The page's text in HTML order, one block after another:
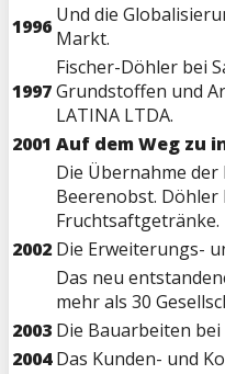
1996 Und die
Markt.
1997
Fischer-Döhler bei
Grundstoffen und
LATINA LTDA.
2001 Auf dem Weg zu
Die Übernahme
Beerenobst.
Fruchtsaftgetränke.
2002 Die Erweiterungs-
Das neu
mehr als 30
2003 Die Bauarbeiten
2004 Das Kunden- und